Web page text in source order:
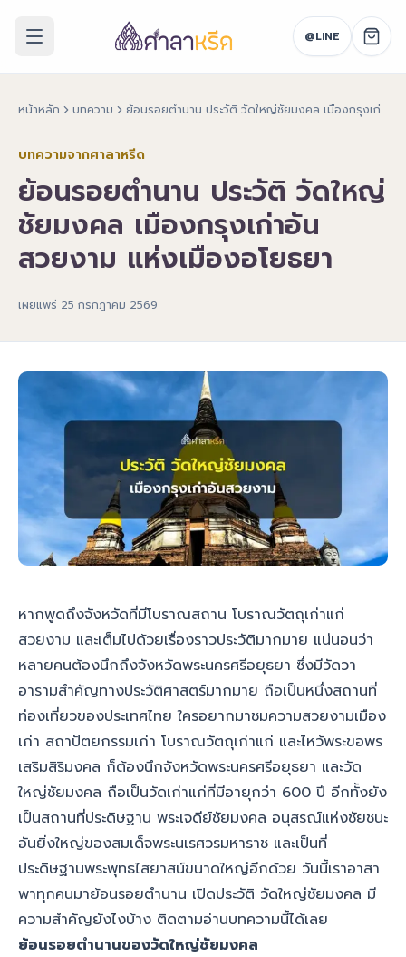
@LINE
หน้าหลัก บทความ ย้อนรอยตำนาน ประวัติ วัดใหญ่ชัยมงคล เมืองกรุงเก่าอันสวยงาม แห่งเมืองอโยธยา
บทความจากศาลาหรีด
ย้อนรอยตำนาน ประวัติ วัดใหญ่
ชัยมงคล เมืองกรุงเก่าอัน
สวยงาม แห่งเมืองอโยธยา
เผยแพร่ 25 กรกฎาคม 2569
หากพูดถึงจังหวัดที่มีโบราณสถาน โบราณวัตถุเก่าแก่
สวยงาม และเต็มไปด้วยเรื่องราวประวัติมากมาย แน่นอนว่า
หลายคนต้องนึกถึงจังหวัดพระนครศรีอยุธยา ซึ่งมีวัดวา
อารามสำคัญทางประวัติศาสตร์มากมาย ถือเป็นหนึ่งสถานที่
ท่องเที่ยวของประเทศไทย ใครอยากมาชมความสวยงามเมือง
เก่า สถาปัตยกรรมเก่า โบราณวัตถุเก่าแก่ และไหว้พระขอพร
เสริมสิริมงคล ก็ต้องนึกจังหวัดพระนครศรีอยุธยา และวัด
ใหญ่ชัยมงคล ถือเป็นวัดเก่าแก่ที่มีอายุกว่า 600 ปี อีกทั้งยัง
เป็นสถานที่ประดิษฐาน พระเจดีย์ชัยมงคล อนุสรณ์แห่งชัยชนะ
อันยิ่งใหญ่ของสมเด็จพระนเรศวรมหาราช และเป็นที่
ประดิษฐานพระพุทธไสยาสน์ขนาดใหญ่อีกด้วย วันนี้เราอาสา
พาทุกคนมาย้อนรอยตำนาน เปิดประวัติ วัดใหญ่ชัยมงคล มี
ความสำคัญยังไงบ้าง ติดตามอ่านบทความนี้ได้เลย
ย้อนรอยตำนานของวัดใหญ่ชัยมงคล